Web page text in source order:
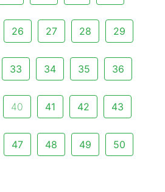
26 27 28 29
33 34 35 36
40 41 42 43
47 48 49 50